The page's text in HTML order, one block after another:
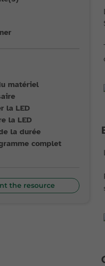
matériel
la LED
la LED
la durée
complet
the resource